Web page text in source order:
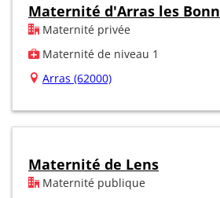
Maternité d'Arras les
Maternité privée
Maternité de niveau 1
Arras (62000)
Maternité de Lens
Maternité publique